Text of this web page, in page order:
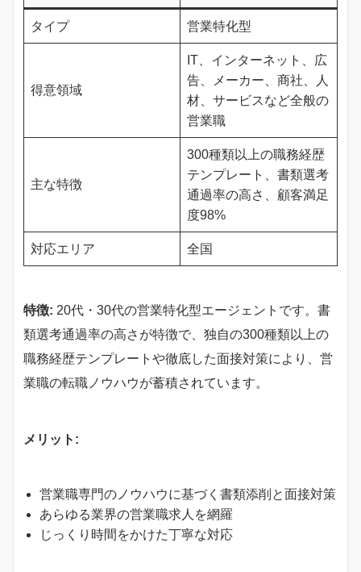
タイプ 営業特化型
得意領域
IT、インターネット、広
告、メーカー、商社、人
材、サービスなど全般の
営業職
主な特徴
300種類以上の職務経歴
テンプレート、書類選考
通過率の高さ、顧客満足
度98%
対応エリア 全国
特徴: 20代・30代の営業特化型エージェントです。書
類選考通過率の高さが特徴で、独自の300種類以上の
職務経歴テンプレートや徹底した面接対策により、営
業職の転職ノウハウが蓄積されています。
メリット:
営業職専門のノウハウに基づく書類添削と面接対策
あらゆる業界の営業職求人を網羅
じっくり時間をかけた丁寧な対応